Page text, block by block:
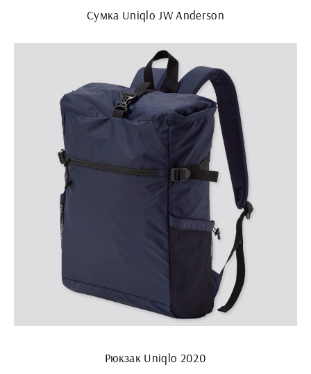
Сумка Uniqlo JW Anderson
Рюкзак Uniqlo 2020